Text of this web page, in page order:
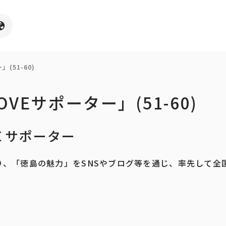
」(51-60)
サポーター」(51-60)
ポーター
「徳島の魅力」をSNSやブログ等を通じ、率先して